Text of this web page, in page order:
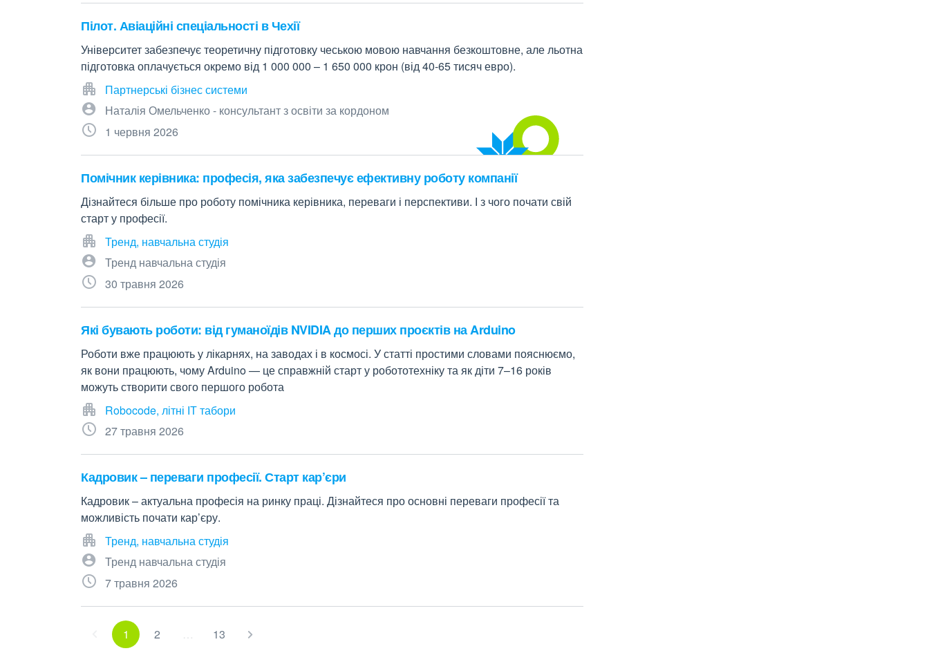
Пілот. Авіаційні спеціальності в Чехії
Університет забезпечує теоретичну підготовку чеською мовою навчання безкоштовне, але льотна
підготовка оплачується окремо від 1 000 000 – 1 650 000 крон (від 40-65 тисяч евро).
Партнерські бізнес системи
Наталія Омельченко - консультант з освіти за кордоном
1 червня 2026
Помічник керівника: професія, яка забезпечує ефективну роботу компанії
Дізнайтеся більше про роботу помічника керівника, переваги і перспективи. І з чого почати свій
старт у професії.
Тренд, навчальна студія
Тренд навчальна студія
30 травня 2026
Які бувають роботи: від гуманоїдів NVIDIA до перших проєктів на Arduino
Роботи вже працюють у лікарнях, на заводах і в космосі. У статті простими словами пояснюємо,
як вони працюють, чому Arduino — це справжній старт у робототехніку та як діти 7–16 років
можуть створити свого першого робота
Robocode, літні ІТ табори
27 травня 2026
Кадровик – переваги професії. Старт кар’єри
Кадровик – актуальна професія на ринку праці. Дізнайтеся про основні переваги професії та
можливість почати кар’єру.
Тренд, навчальна студія
Тренд навчальна студія
7 травня 2026
1 2 … 13